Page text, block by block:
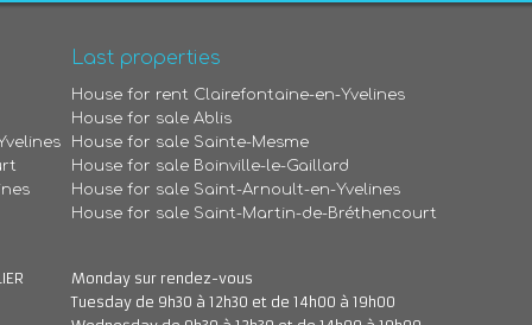
Last properties
House for rent Clairefontaine-en-Yvelines
House for sale Ablis
House for sale Sainte-Mesme
House for sale Boinville-le-Gaillard
House for sale Saint-Arnoult-en-Yvelines
House for sale Saint-Martin-de-Bréthencourt
Monday sur rendez-vous
Tuesday de 9h30 à 12h30 et de 14h00 à 19h00